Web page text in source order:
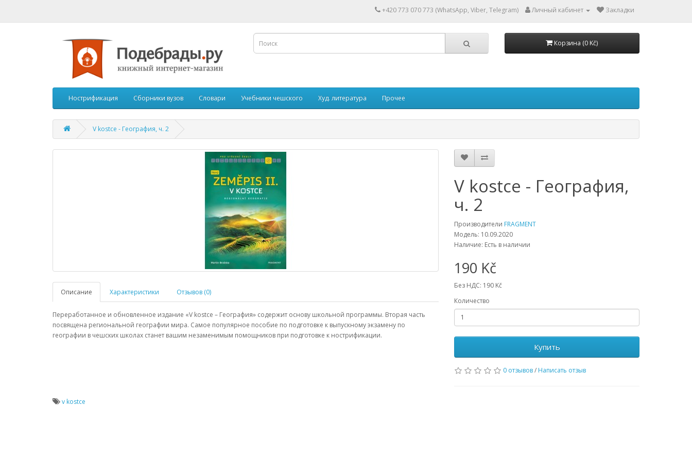
+420 773 070 773 (WhatsApp, Viber, Telegram) Личный кабинет Закладки
Корзина (0 Kč)
Нострификация Сборники вузов Словари Учебники чешского Худ. литература Прочее
V kostce - География, ч. 2
Описание Характеристики Отзывов (0)
Переработанное и обновленное издание «V kostce – География» содержит основу школьной программы. Вторая часть
посвящена региональной географии мира. Самое популярное пособие по подготовке к выпускному экзамену по
географии в чешских школах станет вашим незаменимым помощников при подготовке к нострификации.
V kostce - География,
ч. 2
Производители FRAGMENT
Модель: 10.09.2020
Наличие: Есть в наличии
190 Kč
Без НДС: 190 Kč
Количество
Купить
0 отзывов/ Написать отзыв
v kostce